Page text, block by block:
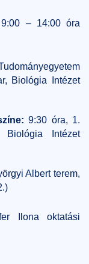
– 14:00 óra
Biológia Intézet
9:30 óra, 1.
Biológia Intézet
Albert terem,
Ilona oktatási